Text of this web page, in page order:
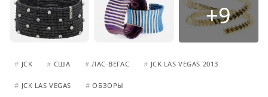
+9
# JCK # США # ЛАС-ВЕГАС # JCK LAS VEGAS 2013
# JCK LAS VEGAS # ОБЗОРЫ